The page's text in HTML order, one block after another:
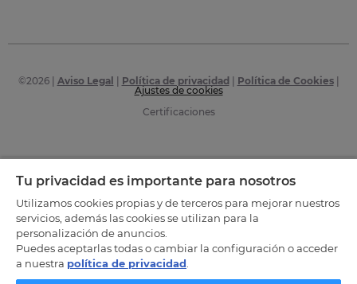
©2026| Aviso Legal Política de privacidad Política de Cookies|
Ajustes de cookies
Certificaciones
Tu privacidad es importante para nosotros
Utilizamos cookies propias y de terceros para mejorar nuestros
servicios, además las cookies se utilizan para la
personalización de anuncios.
Puedes aceptarlas todas o cambiar la configuración o acceder
a nuestra política de privacidad